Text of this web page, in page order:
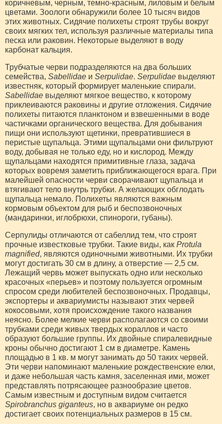
коричневым, черным, темно-красным, лиловым и белым
цветами. Зоологи обнаружили более 10 тысяч видов
этих животных. Сидячие полихеты строят трубы вокруг
своих мягких тел, используя различные материалы типа
песка или раковин. Некоторые выделяют в воду
карбонат кальция.
Трубчатые черви подразделяются на два больших
семейства, Sabellidae и Serpulidae. Serpulidae выделяют
известняк, который формирует маленькие спирали.
Sabellidae выделяют мягкое вещество, к которому
приклеиваются раковины и другие отложения. Сидячие
полихеты питаются планктоном и взвешенными в воде
частичками органического вещества. Для добывания
пищи они используют щетинки, превратившиеся в
перистые щупальца. Этими щупальцами они фильтруют
воду, добывая не только еду, но и кислород. Между
щупальцами находятся примитивные глаза, задача
которых вовремя заметить приближающегося врага. При
малейшей опасности черви сворачивают щупальца и
втягивают тело внутрь трубки. А желающих обглодать
щупальца немало. Полихеты являются важным
кормовым объектом для рыб и беспозвоночных
(мандаринки, иглобрюхи, спинороги, губаны).
Серпулиды отличаются от сабеллид тем, что строят
прочные известковые трубки. Такие виды, как Protula
magnified, являются одиночными животными. Их трубки
могут достигать 30 см в длину, а отверстие — 2,5 см.
Лежащий червь может выпускать одно или несколько
красочных «перьев» и поэтому пользуется огромным
спросом среди любителей беспозвоночных. Продавцы,
экспортеры и аквариумисты называют этих червей
кокосовыми, хотя происхождение такого названия
неясно. Более мелкие черви располагаются со своими
трубками среди живых твердых кораллов и часто
образуют большие группы. Их двойные спиралевидные
кроны обычно достигают 1 см в диаметре. Камень
площадью в 1 кв. м могут занимать до 50 таких червей.
Эти черви напоминают маленькие рождественские елки,
и даже небольшая часть камня, заселенная ими, может
представлять потрясающее разнообразие цветов.
Самым известным и доступным видом считается
Spirobranchus giganteus, но в аквариуме он редко
достигает своих потенциальных размеров в 15 см.